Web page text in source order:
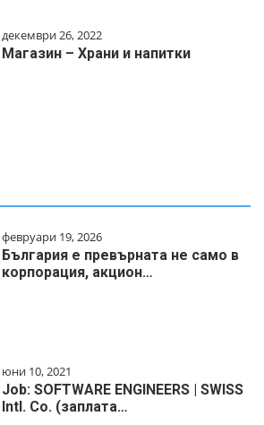
декември 26, 2022
Магазин – Храни и напитки
февруари 19, 2026
България е превърната не само в
корпорация, акцион…
юни 10, 2021
Job: SOFTWARE ENGINEERS | SWISS
Intl. Co. (заплата…